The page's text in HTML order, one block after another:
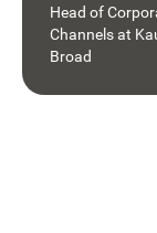
Head of
Channelsat
Broad